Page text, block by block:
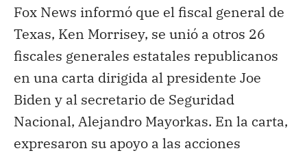
Fox News informó que el fiscal general de
Texas, Ken Morrisey, se unió a otros 26
fiscales generales estatales republicanos
en una carta dirigida al presidente Joe
Biden y al secretario de Seguridad
Nacional, Alejandro Mayorkas. En la carta,
expresaron su apoyo a las acciones